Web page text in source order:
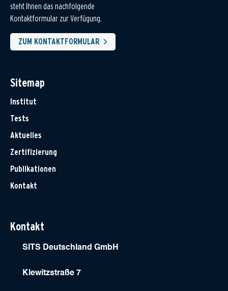
steht Ihnen das nachfolgende
Kontaktformular zur Verfügung.
ZUM KONTAKTFORMULAR
Sitemap
Institut
Tests
Aktuelles
Zertifizierung
Publikationen
Kontakt
Kontakt
SITS Deutschland GmbH
Klewitzstraße 7